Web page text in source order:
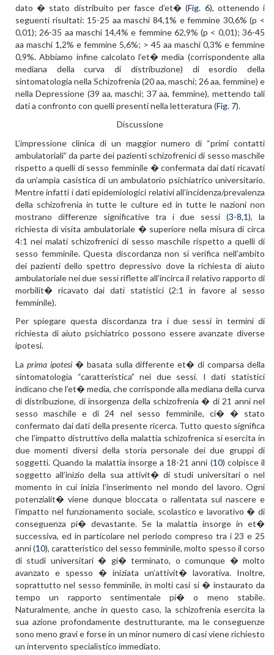
dato � stato distribuito per fasce d’et� (Fig. 6), ottenendo i
seguenti risultati: 15-25 aa maschi 84,1% e femmine 30,6% (p <
0,01); 26-35 aa maschi 14,4% e femmine 62,9% (p < 0,01); 36-45
aa maschi 1,2% e femmine 5,6%; > 45 aa maschi 0,3% e femmine
0,9%. Abbiamo infine calcolato l’et� media (corrispondente alla
mediana della curva di distribuzione) di esordio della
sintomatologia nella Schizofrenia (20 aa, maschi; 26 aa, femmine) e
nella Depressione (39 aa, maschi; 37 aa, femmine), mettendo tali
dati a confronto con quelli presenti nella letteratura (Fig. 7).
Discussione
L’impressione clinica di un maggior numero di “primi contatti
ambulatoriali” da parte dei pazienti schizofrenici di sesso maschile
rispetto a quelli di sesso femminile � confermata dai dati ricavati
da un’ampia casistica di un ambulatorio psichiatrico universitario.
Mentre infatti i dati epidemiologici relativi all’incidenza/prevalenza
della schizofrenia in tutte le culture ed in tutte le nazioni non
mostrano differenze significative tra i due sessi (3-8,1), la
richiesta di visita ambulatoriale � superiore nella misura di circa
4:1 nei malati schizofrenici di sesso maschile rispetto a quelli di
sesso femminile. Questa discordanza non si verifica nell’ambito
dei pazienti dello spettro depressivo dove la richiesta di aiuto
ambulatoriale nei due sessi riflette all’incirca il relativo rapporto di
morbilit� ricavato dai dati statistici (2:1 in favore al sesso
femminile).
Per spiegare questa discordanza tra i due sessi in termini di
richiesta di aiuto psichiatrico possono essere avanzate diverse
ipotesi.
La prima ipotesi� basata sulla differente et� di comparsa della
sintomatologia “caratteristica” nei due sessi. I dati statistici
indicano che l’et� media, che corrisponde alla mediana della curva
di distribuzione, di insorgenza della schizofrenia � di 21 anni nel
sesso maschile e di 24 nel sesso femminile, ci� � stato
confermato dai dati della presente ricerca. Tutto questo significa
che l’impatto distruttivo della malattia schizofrenica si esercita in
due momenti diversi della storia personale dei due gruppi di
soggetti. Quando la malattia insorge a 18-21 anni (10) colpisce il
soggetto all’inizio della sua attivit� di studi universitari o nel
momento in cui inizia l’inserimento nel mondo del lavoro. Ogni
potenzialit� viene dunque bloccata o rallentata sul nascere e
l’impatto nel funzionamento sociale, scolastico e lavorativo � di
conseguenza pi� devastante. Se la malattia insorge in et�
successiva, ed in particolare nel periodo compreso tra i 23 e 25
anni (10), caratteristico del sesso femminile, molto spesso il corso
di studi universitari � gi� terminato, o comunque � molto
avanzato e spesso � iniziata un’attivit� lavorativa. Inoltre,
soprattutto nel sesso femminile, in molti casi si � instaurato da
tempo un rapporto sentimentale pi� o meno stabile.
Naturalmente, anche in questo caso, la schizofrenia esercita la
sua azione profondamente destrutturante, ma le conseguenze
sono meno gravi e forse in un minor numero di casi viene richiesto
un intervento specialistico immediato.